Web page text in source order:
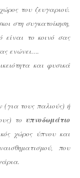
του ζευγαριού.
στη συγκατοίκηση,
είναι το κοινό σας
ενώνει….
και φυσικά
τους παλιούς) ή
το υπνοδωμάτιο
χώρος ύπνου και
που